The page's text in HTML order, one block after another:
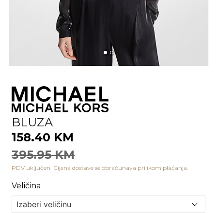
BLUZA
158.40 KM
395.95 KM
PDV uključen. Cijena dostave se obračunava prilikom plaćanja.
Veličina